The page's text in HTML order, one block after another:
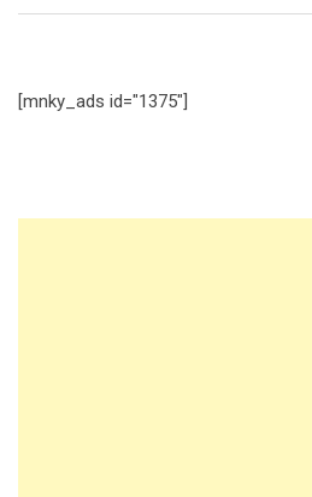
[mnky_ads id="1375"]